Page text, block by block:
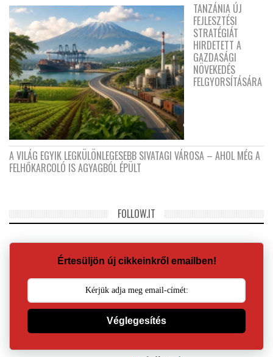
TANZÁNIA ÚJ
FEJLESZTÉSI
STRATÉGIÁT
HIRDETETT A
GAZDASÁGI
NÖVEKEDÉS
FELGYORSÍTÁSÁRA
A VILÁG EGYIK LEGKÜLÖNLEGESEBB SIVATAGI VÁROSA – AHOL MÉG A
FELHŐKARCOLÓ IS AGYAGBÓL ÉPÜLT
FOLLOW.IT
Értesüljön új cikkeinkről emailben!
Véglegesítés